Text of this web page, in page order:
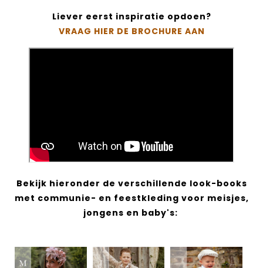
Liever eerst inspiratie opdoen?
VRAAG HIER DE BROCHURE AAN
Bekijk hieronder de verschillende look-books
met communie- en feestkleding voor meisjes,
jongens en baby's: